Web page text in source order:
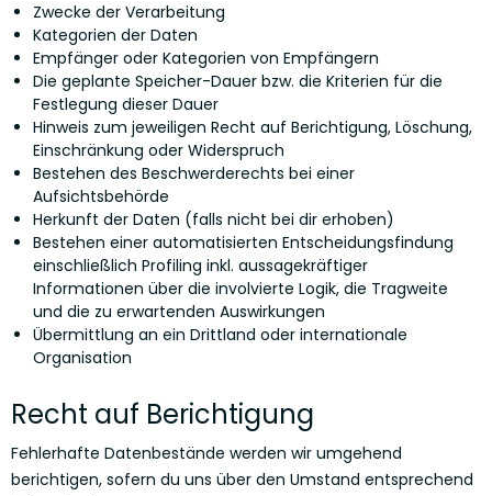
Zwecke der Verarbeitung
Kategorien der Daten
Empfänger oder Kategorien von Empfängern
Die geplante Speicher-Dauer bzw. die Kriterien für die
Festlegung dieser Dauer
Hinweis zum jeweiligen Recht auf Berichtigung, Löschung,
Einschränkung oder Widerspruch
Bestehen des Beschwerderechts bei einer
Aufsichtsbehörde
Herkunft der Daten (falls nicht bei dir erhoben)
Bestehen einer automatisierten Entscheidungsfindung
einschließlich Profiling inkl. aussagekräftiger
Informationen über die involvierte Logik, die Tragweite
und die zu erwartenden Auswirkungen
Übermittlung an ein Drittland oder internationale
Organisation
Recht auf Berichtigung
Fehlerhafte Datenbestände werden wir umgehend
berichtigen, sofern du uns über den Umstand entsprechend